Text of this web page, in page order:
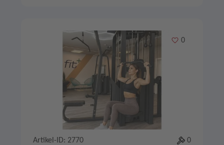
Merken
0
Artikel-ID: 2770 0